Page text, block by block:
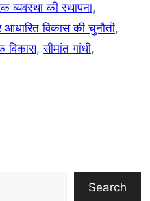
व्यवस्था की स्थापना,
आधारित विकास की चुनौती,
विकास,सीमांत गांधी,
Search